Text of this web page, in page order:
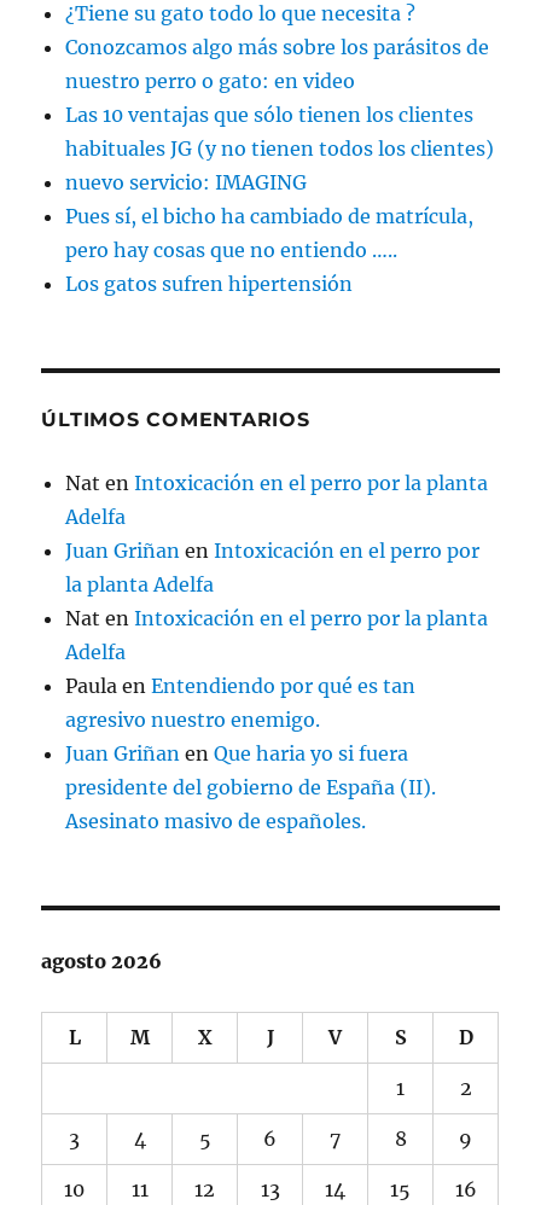
¿Tiene su gato todo lo que necesita ?
Conozcamos algo más sobre los parásitos de
nuestro perro o gato: en video
Las 10 ventajas que sólo tienen los clientes
habituales JG (y no tienen todos los clientes)
nuevo servicio: IMAGING
Pues sí, el bicho ha cambiado de matrícula,
pero hay cosas que no entiendo …..
Los gatos sufren hipertensión
ÚLTIMOS COMENTARIOS
Nat enIntoxicación en el perro por la planta
Adelfa
Juan Griñan enIntoxicación en el perro por
la planta Adelfa
Nat enIntoxicación en el perro por la planta
Adelfa
Paula enEntendiendo por qué es tan
agresivo nuestro enemigo.
Juan Griñan enQue haria yo si fuera
presidente del gobierno de España (II).
Asesinato masivo de españoles.
agosto 2026
L M X J V S D
1 2
3 4 5 6 7 8 9
10 11 12 13 14 15 16